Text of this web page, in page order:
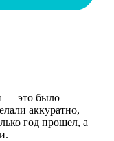
— это было
аккуратно,
год прошел, а